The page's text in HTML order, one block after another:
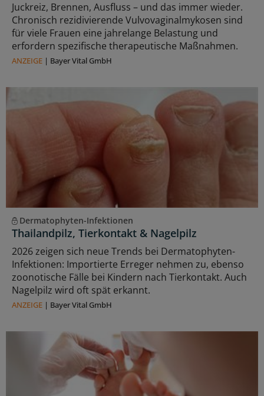
Juckreiz, Brennen, Ausfluss – und das immer wieder.
Chronisch rezidivierende Vulvovaginalmykosen sind
für viele Frauen eine jahrelange Belastung und
erfordern spezifische therapeutische Maßnahmen.
ANZEIGE | Bayer Vital GmbH
Dermatophyten-Infektionen
Thailandpilz, Tierkontakt & Nagelpilz
2026 zeigen sich neue Trends bei Dermatophyten-
Infektionen: Importierte Erreger nehmen zu, ebenso
zoonotische Fälle bei Kindern nach Tierkontakt. Auch
Nagelpilz wird oft spät erkannt.
ANZEIGE | Bayer Vital GmbH